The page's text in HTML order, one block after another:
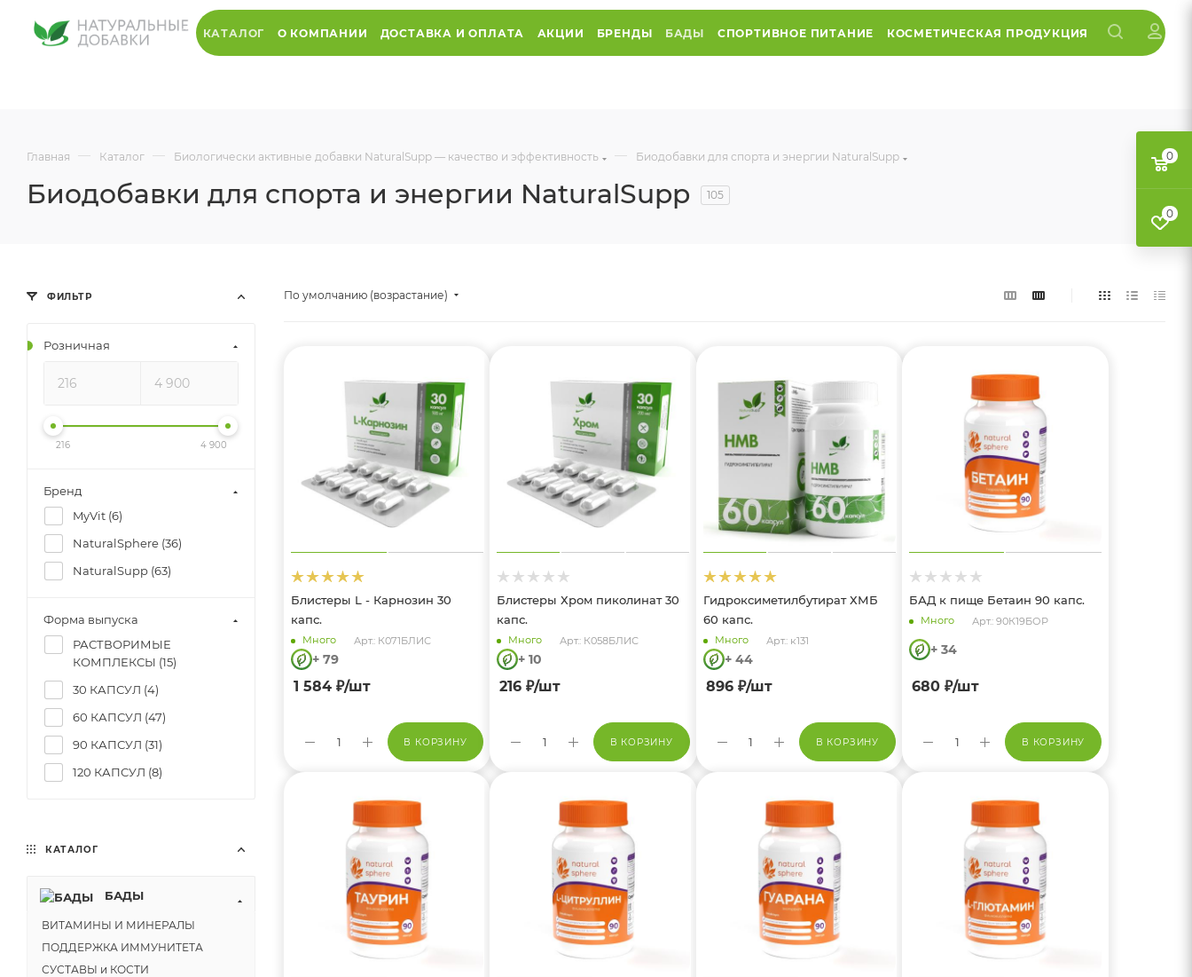
КАТАЛОГ О КОМПАНИИ ДОСТАВКА И ОПЛАТА АКЦИИ БРЕНДЫ БАДЫ СПОРТИВНОЕ ПИТАНИЕ КОСМЕТИЧЕСКАЯ ПРОДУКЦИЯ
Главная — Каталог — Биологически активные добавки NaturalSupp — качество и эффективность — Биодобавки для спорта и энергии NaturalSupp
Биодобавки для спорта и энергии NaturalSupp 105
По умолчанию (возрастание)
Блистеры L - Карнозин 30
капс.
Много Арт.: К071БЛИС
+ 79
1 584 ₽/шт
В КОРЗИНУ
Блистеры Хром пиколинат 30
капс.
Много Арт.: К058БЛИС
+ 10
216 ₽/шт
В КОРЗИНУ
Гидроксиметилбутират ХМБ
60 капс.
Много Арт.: к131
+ 44
896₽/шт
В КОРЗИНУ
БАД к пище Бетаин 90 капс.
Много Арт.: 90К19БОР
+ 34
680₽/шт
В КОРЗИНУ
ФИЛЬТР
Розничная
216 4 900
Бренд
MyVit (6)
NaturalSphere (36)
NaturalSupp (63)
Форма выпуска
РАСТВОРИМЫЕ
КОМПЛЕКСЫ (15)
30 КАПСУЛ (4)
60 КАПСУЛ (47)
90 КАПСУЛ (31)
120 КАПСУЛ (8)
КАТАЛОГ
БАДЫ
ВИТАМИНЫ И МИНЕРАЛЫ
ПОДДЕРЖКА ИММУНИТЕТА
СУСТАВЫ и КОСТИ
0
0